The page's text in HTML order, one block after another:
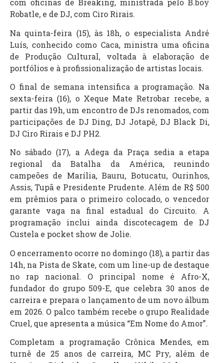
com oficinas de Breaking, ministrada pelo B.boy
Robatle, e de DJ, com Ciro Rirais.
Na quinta-feira (15), às 18h, o especialista André
Luís, conhecido como Caca, ministra uma oficina
de Produção Cultural, voltada à elaboração de
portfólios e à profissionalização de artistas locais.
O final de semana intensifica a programação. Na
sexta-feira (16), o Xeque Mate Retrobar recebe, a
partir das 19h, um encontro de DJs renomados, com
participações de DJ Ding, DJ Jotapê, DJ Black Di,
DJ Ciro Rirais e DJ PH2.
No sábado (17), a Adega da Praça sedia a etapa
regional da Batalha da América, reunindo
campeões de Marília, Bauru, Botucatu, Ourinhos,
Assis, Tupã e Presidente Prudente. Além de R$ 500
em prêmios para o primeiro colocado, o vencedor
garante vaga na final estadual do Circuito. A
programação inclui ainda discotecagem de DJ
Custela e pocket show de Jolie.
O encerramento ocorre no domingo (18), a partir das
14h, na Pista de Skate, com um line-up de destaque
no rap nacional. O principal nome é Afro-X,
fundador do grupo 509-E, que celebra 30 anos de
carreira e prepara o lançamento de um novo álbum
em 2026. O palco também recebe o grupo Realidade
Cruel, que apresenta a música “Em Nome do Amor”.
Completam a programação Crônica Mendes, em
turnê de 25 anos de carreira, MC Pry, além de